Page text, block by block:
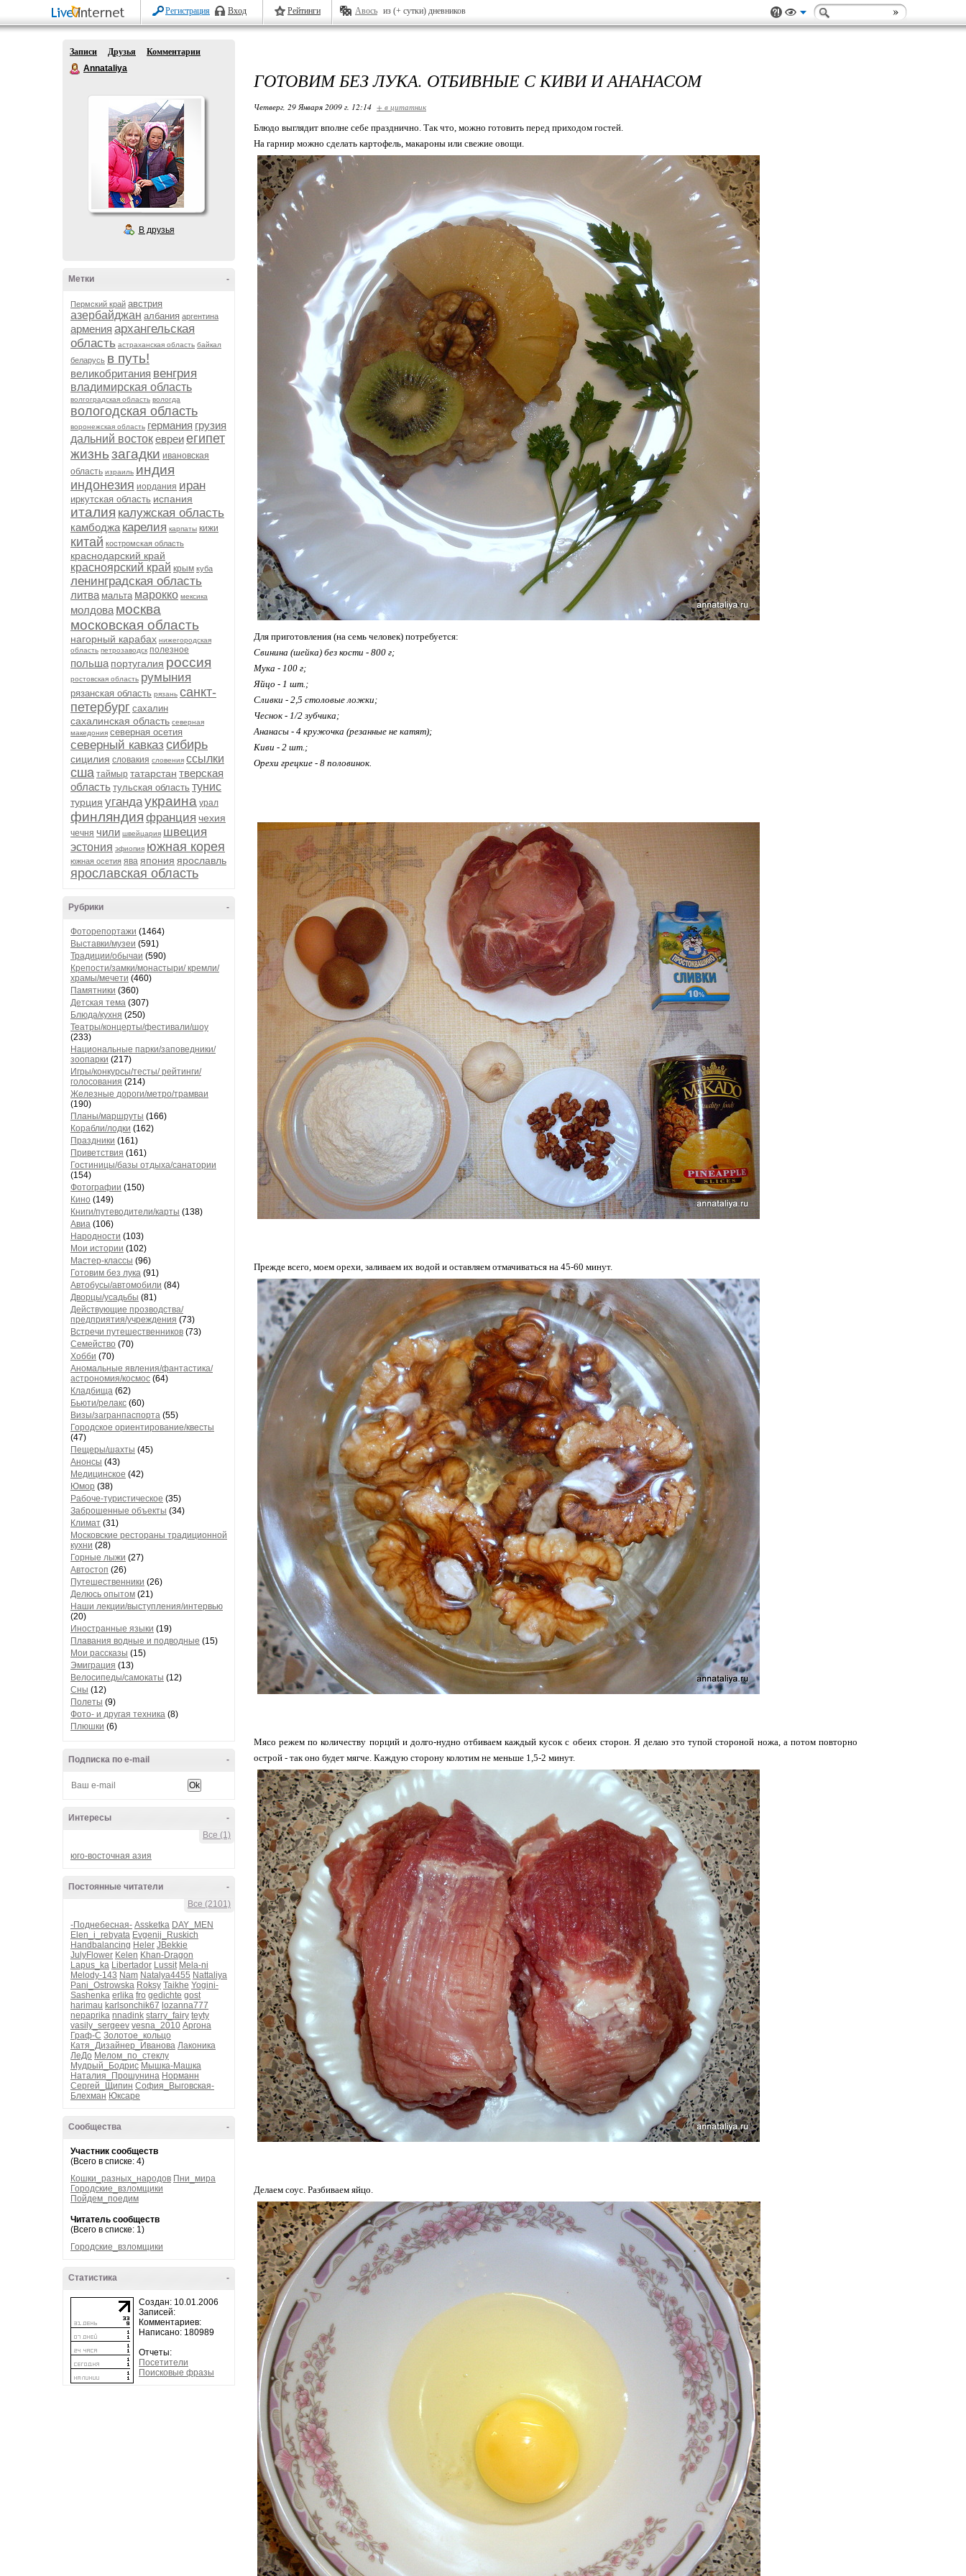
Регистрация Вход Рейтинги Авось из (+ сутки) дневников
Записи Друзья
Комментарии
Annataliya
В друзья
-
Метки
Пермский край австрия
азербайджан албания аргентина
армения архангельская
область астраханская область байкал
беларусь в путь!
великобритания венгрия
владимирская область
волгоградская область вологда
вологодская область
воронежская область германия грузия
дальний востокевреиегипет
жизньзагадки ивановская
область израиль индия
индонезия иордания иран
иркутская область испания
италия калужская область
камбоджа карелия карпаты кижи
китай костромская область
краснодарский край
красноярский край крым куба
ленинградская область
литва мальта марокко мексика
молдова москва
московская область
нагорный карабах нижегородская
область петрозаводск полезное
польша португалия россия
ростовская область румыния
рязанская область рязань санкт-
петербург сахалин
сахалинская область северная
македония северная осетия
северный кавказ сибирь
сицилия словакия словения ссылки
сша таймыр татарстан тверская
область тульская область тунис
турция угандаукраина урал
финляндия франция чехия
чечня чили швейцария швеция
эстония эфиопия южная корея
южная осетия ява япония ярославль
ярославская область
-
Рубрики
Фоторепортажи (1464)
Выставки/музеи (591)
Традиции/обычаи (590)
Крепости/замки/монастыри/ кремли/
храмы/мечети (460)
Памятники (360)
Детская тема (307)
Блюда/кухня (250)
Театры/концерты/фестивали/шоу
(233)
Национальные парки/заповедники/
зоопарки (217)
Игры/конкурсы/тесты/ рейтинги/
голосования (214)
Железные дороги/метро/трамваи
(190)
Планы/маршруты (166)
Корабли/лодки (162)
Праздники (161)
Приветствия (161)
Гостиницы/базы отдыха/санатории
(154)
Фотографии (150)
Кино (149)
Книги/путеводители/карты (138)
Авиа (106)
Народности (103)
Мои истории (102)
Мастер-классы (96)
Готовим без лука (91)
Автобусы/автомобили (84)
Дворцы/усадьбы (81)
Действующие прозводства/
предприятия/учреждения (73)
Встречи путешественников (73)
Семейство (70)
Хобби (70)
Аномальные явления/фантастика/
астрономия/космос (64)
Кладбища (62)
Бьюти/релакс (60)
Визы/загранпаспорта (55)
Городское ориентирование/квесты
(47)
Пещеры/шахты (45)
Анонсы (43)
Медицинское (42)
Юмор (38)
Рабоче-туристическое (35)
Заброшенные объекты (34)
Климат (31)
Московские рестораны традиционной
кухни (28)
Горные лыжи (27)
Автостоп (26)
Путешественники (26)
Делюсь опытом (21)
Наши лекции/выступления/интервью
(20)
Иностранные языки (19)
Плавания водные и подводные (15)
Мои рассказы (15)
Эмиграция (13)
Велосипеды/самокаты (12)
Сны (12)
Полеты (9)
Фото- и другая техника (8)
Плюшки (6)
-
Подписка по e-mail
-
Интересы
Все (1)
юго-восточная азия
-
Постоянные читатели
Все (2101)
-Поднебесная- Assketka DAY_MEN
Elen_i_rebyata Evgenij_Ruskich
Handbalancing Heler JBekkie
JulyFlower Kelen Khan-Dragon
Lapus_ka Libertador Lussit Mela-ni
Melody-143 Nam Natalya4455 Nattaliya
Pani_Ostrowska Roksy Taikhe Yogini-
Sashenka erlika fro gedichte gost
harimau karlsonchik67 lozanna777
nepaprika nnadink starry_fairy teyty
vasily_sergeev vesna_2010 Аргона
Граф-С Золотое_кольцо
Катя_Дизайнер_Иванова Лаконика
ЛеДо Мелом_по_стеклу
Мудрый_Бодрис Мышка-Машка
Наталия_Прошунина Норманн
Сергей_Щипин София_Выговская-
Блехман Юксаре
-
Сообщества
Участник сообществ
(Всего в списке: 4)
Кошки_разных_народов Пни_мира
Городские_взломщики
Пойдем_поедим
Читатель сообществ
(Всего в списке: 1)
Городские_взломщики
-
Статистика
Создан: 10.01.2006
Записей:
Комментариев:
Написано: 180989
Отчеты:
Посетители
Поисковые фразы
ГОТОВИМ БЕЗ ЛУКА. ОТБИВНЫЕ С КИВИ И АНАНАСОМ
Четверг, 29 Января 2009 г. 12:14 + в цитатник
Блюдо выглядит вполне себе празднично. Так что, можно готовить перед приходом гостей.
На гарнир можно сделать картофель, макароны или свежие овощи.
Для приготовления (на семь человек) потребуется:
Свинина (шейка) без кости - 800 г;
Мука - 100 г;
Яйцо - 1 шт.;
Сливки - 2,5 столовые ложки;
Чеснок - 1/2 зубчика;
Ананасы - 4 кружочка (резанные не катят);
Киви - 2 шт.;
Орехи грецкие - 8 половинок.
Прежде всего, моем орехи, заливаем их водой и оставляем отмачиваться на 45-60 минут.
Мясо режем по количеству порций и долго-нудно отбиваем каждый кусок с обеих сторон. Я делаю это тупой стороной ножа, а потом повторно
острой - так оно будет мягче. Каждую сторону колотим не меньше 1,5-2 минут.
Делаем соус. Разбиваем яйцо.